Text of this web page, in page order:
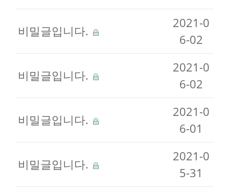
비밀글입니다.
2021-0
6-02
비밀글입니다.
2021-0
6-02
비밀글입니다.
2021-0
6-01
비밀글입니다.
2021-0
5-31